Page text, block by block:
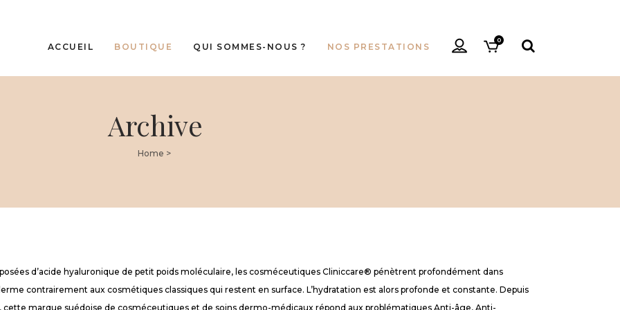
0
ACCUEIL BOUTIQUE
Cliniccare
Oxyprolane
QUI SOMMES-NOUS ? NOS PRESTATIONS
Archive
Home >
d’acide hyaluronique de petit poids moléculaire, les cosméceutiques Cliniccare® pénètrent profondément dans
contrairement aux cosmétiques classiques qui restent en surface. L’hydratation est alors profonde et constante. Depuis
cette marque suédoise de cosméceutiques et de soins dermo-médicaux répond aux problématiques Anti-âge, Anti-